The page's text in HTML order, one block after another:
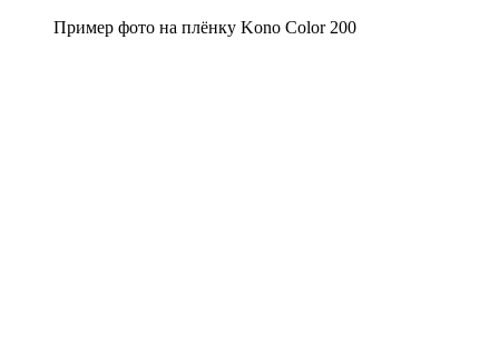
Пример фото на плёнку Kono Color 200